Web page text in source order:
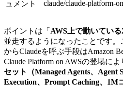
ュメント claude/claude-platform-
ポイントは「 AWS上で動いてい
並走するようになったことです。
からClaudeを呼ぶ手段はAmazon
Claude Platform on AWSの登場によ
セット（Managed Agents、Agent
Execution、Prompt Caching、1M